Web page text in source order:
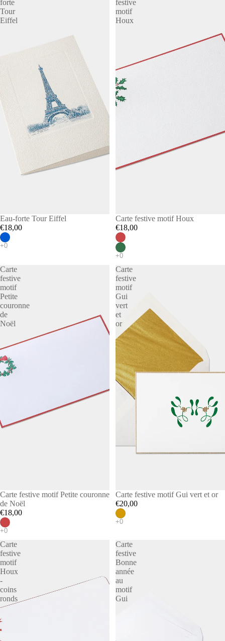
forte
Tour
Eiffel
Eau-forte Tour Eiffel
€18,00
festive
motif
Houx
Carte festive motif Houx
€18,00
Carte
festive
motif
Petite
couronne
de
Noël
Carte festive motif Petite couronne
de Noël
€18,00
Carte
festive
motif
Gui
vert
et
or
Carte festive motif Gui vert et or
€20,00
Carte
festive
motif
Houx
-
coins
ronds
Carte
festive
Bonne
année
au
motif
Gui